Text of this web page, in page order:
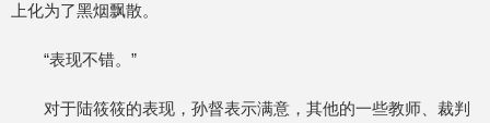
上化为了黑烟飘散。
“表现不错。”
对于陆筱筱的表现，孙督表示满意，其他的一些教师、裁判